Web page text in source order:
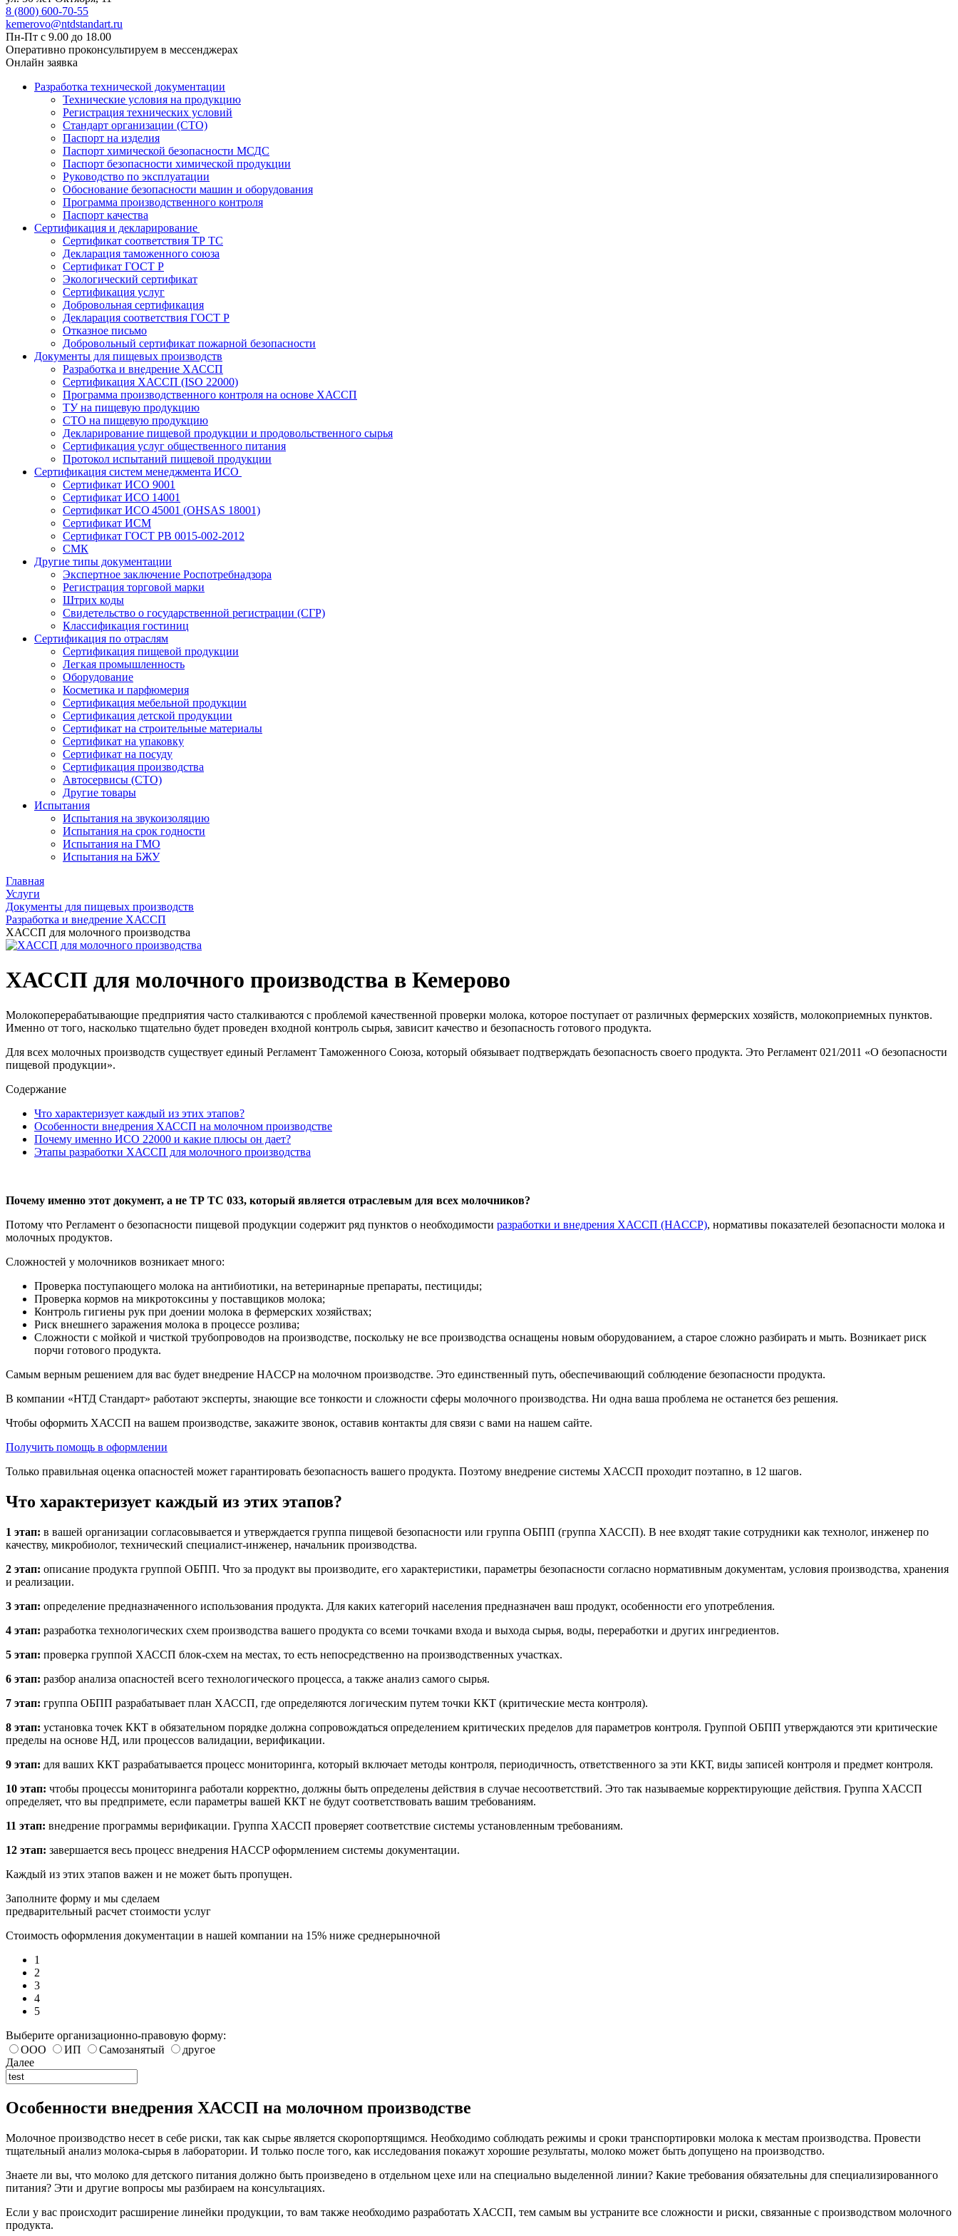
8 (800) 600-70-55
kemerovo@ntdstandart.ru
Пн-Пт с 9.00 до 18.00
Оперативно проконсультируем в мессенджерах
Онлайн заявка
Разработка технической документации
Технические условия на продукцию
Регистрация технических условий
Стандарт организации (СТО)
Паспорт на изделия
Паспорт химической безопасности МСДС
Паспорт безопасности химической продукции
Руководство по эксплуатации
Обоснование безопасности машин и оборудования
Программа производственного контроля
Паспорт качества
Сертификация и декларирование
Сертификат соответствия ТР ТС
Декларация таможенного союза
Сертификат ГОСТ Р
Экологический сертификат
Сертификация услуг
Добровольная сертификация
Декларация соответствия ГОСТ Р
Отказное письмо
Добровольный сертификат пожарной безопасности
Документы для пищевых производств
Разработка и внедрение ХАССП
Сертификация ХАССП (ISO 22000)
Программа производственного контроля на основе ХАССП
ТУ на пищевую продукцию
СТО на пищевую продукцию
Декларирование пищевой продукции и продовольственного сырья
Сертификация услуг общественного питания
Протокол испытаний пищевой продукции
Сертификация систем менеджмента ИСО
Сертификат ИСО 9001
Сертификат ИСО 14001
Сертификат ИСО 45001 (OHSAS 18001)
Сертификат ИСМ
Сертификат ГОСТ РВ 0015-002-2012
СМК
Другие типы документации
Экспертное заключение Роспотребнадзора
Регистрация торговой марки
Штрих коды
Свидетельство о государственной регистрации (СГР)
Классификация гостиниц
Сертификация по отраслям
Сертификация пищевой продукции
Легкая промышленность
Оборудование
Косметика и парфюмерия
Сертификация мебельной продукции
Сертификация детской продукции
Сертификат на строительные материалы
Сертификат на упаковку
Сертификат на посуду
Сертификация производства
Автосервисы (СТО)
Другие товары
Испытания
Испытания на звукоизоляцию
Испытания на срок годности
Испытания на ГМО
Испытания на БЖУ
Главная
Услуги
Документы для пищевых производств
Разработка и внедрение ХАССП
ХАССП для молочного производства
ХАССП для молочного производства в Кемерово
Молокоперерабатывающие предприятия часто сталкиваются с проблемой качественной проверки молока, которое поступает от различных фермерских хозяйств, молокоприемных пунктов.
Именно от того, насколько тщательно будет проведен входной контроль сырья, зависит качество и безопасность готового продукта.
Для всех молочных производств существует единый Регламент Таможенного Союза, который обязывает подтверждать безопасность своего продукта. Это Регламент 021/2011 «О безопасности
пищевой продукции».
Содержание
Что характеризует каждый из этих этапов?
Особенности внедрения ХАССП на молочном производстве
Почему именно ИСО 22000 и какие плюсы он дает?
Этапы разработки ХАССП для молочного производства
Почему именно этот документ, а не ТР ТС 033, который является отраслевым для всех молочников?
Потому что Регламент о безопасности пищевой продукции содержит ряд пунктов о необходимости разработки и внедрения ХАССП (HACCP), нормативы показателей безопасности молока и
молочных продуктов.
Сложностей у молочников возникает много:
Проверка поступающего молока на антибиотики, на ветеринарные препараты, пестициды;
Проверка кормов на микротоксины у поставщиков молока;
Контроль гигиены рук при доении молока в фермерских хозяйствах;
Риск внешнего заражения молока в процессе розлива;
Сложности с мойкой и чисткой трубопроводов на производстве, поскольку не все производства оснащены новым оборудованием, а старое сложно разбирать и мыть. Возникает риск
порчи готового продукта.
Самым верным решением для вас будет внедрение HACCP на молочном производстве. Это единственный путь, обеспечивающий соблюдение безопасности продукта.
В компании «НТД Стандарт» работают эксперты, знающие все тонкости и сложности сферы молочного производства. Ни одна ваша проблема не останется без решения.
Чтобы оформить ХАССП на вашем производстве, закажите звонок, оставив контакты для связи с вами на нашем сайте.
Получить помощь в оформлении
Только правильная оценка опасностей может гарантировать безопасность вашего продукта. Поэтому внедрение системы ХАССП проходит поэтапно, в 12 шагов.
Что характеризует каждый из этих этапов?
1 этап: в вашей организации согласовывается и утверждается группа пищевой безопасности или группа ОБПП (группа ХАССП). В нее входят такие сотрудники как технолог, инженер по
качеству, микробиолог, технический специалист-инженер, начальник производства.
2 этап: описание продукта группой ОБПП. Что за продукт вы производите, его характеристики, параметры безопасности согласно нормативным документам, условия производства, хранения
и реализации.
3 этап: определение предназначенного использования продукта. Для каких категорий населения предназначен ваш продукт, особенности его употребления.
4 этап: разработка технологических схем производства вашего продукта со всеми точками входа и выхода сырья, воды, переработки и других ингредиентов.
5 этап: проверка группой ХАССП блок-схем на местах, то есть непосредственно на производственных участках.
6 этап: разбор анализа опасностей всего технологического процесса, а также анализ самого сырья.
7 этап: группа ОБПП разрабатывает план ХАССП, где определяются логическим путем точки ККТ (критические места контроля).
8 этап: установка точек ККТ в обязательном порядке должна сопровождаться определением критических пределов для параметров контроля. Группой ОБПП утверждаются эти критические
пределы на основе НД, или процессов валидации, верификации.
9 этап: для ваших ККТ разрабатывается процесс мониторинга, который включает методы контроля, периодичность, ответственного за эти ККТ, виды записей контроля и предмет контроля.
10 этап: чтобы процессы мониторинга работали корректно, должны быть определены действия в случае несоответствий. Это так называемые корректирующие действия. Группа ХАССП
определяет, что вы предпримете, если параметры вашей ККТ не будут соответствовать вашим требованиям.
11 этап: внедрение программы верификации. Группа ХАССП проверяет соответствие системы установленным требованиям.
12 этап: завершается весь процесс внедрения HACCP оформлением системы документации.
Каждый из этих этапов важен и не может быть пропущен.
Заполните форму и мы сделаем
предварительный расчет стоимости услуг
Стоимость оформления документации в нашей компании на 15% ниже среднерыночной
1
2
3
4
5
Выберите организационно-правовую форму:
ООО
ИП Самозанятый
другое
Далее
Особенности внедрения ХАССП на молочном производстве
Молочное производство несет в себе риски, так как сырье является скоропортящимся. Необходимо соблюдать режимы и сроки транспортировки молока к местам производства. Провести
тщательный анализ молока-сырья в лаборатории. И только после того, как исследования покажут хорошие результаты, молоко может быть допущено на производство.
Знаете ли вы, что молоко для детского питания должно быть произведено в отдельном цехе или на специально выделенной линии? Какие требования обязательны для специализированного
питания? Эти и другие вопросы мы разбираем на консультациях.
Если у вас происходит расширение линейки продукции, то вам также необходимо разработать ХАССП, тем самым вы устраните все сложности и риски, связанные с производством молочного
продукта.